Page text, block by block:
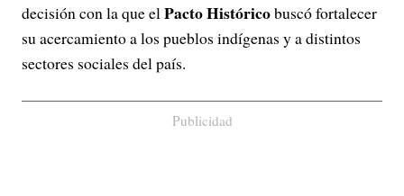
decisión con la que elPacto Históricobuscó fortalecer
su acercamiento a los pueblos indígenas y a distintos
sectores sociales del país.
Publicidad